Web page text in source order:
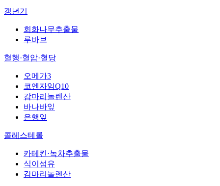
갱년기
회화나무추출물
루바브
혈행·혈압·혈당
오메가3
코엔자임Q10
감마리놀렌산
바나바잎
은행잎
콜레스테롤
카테킨·녹차추출물
식이섬유
감마리놀렌산